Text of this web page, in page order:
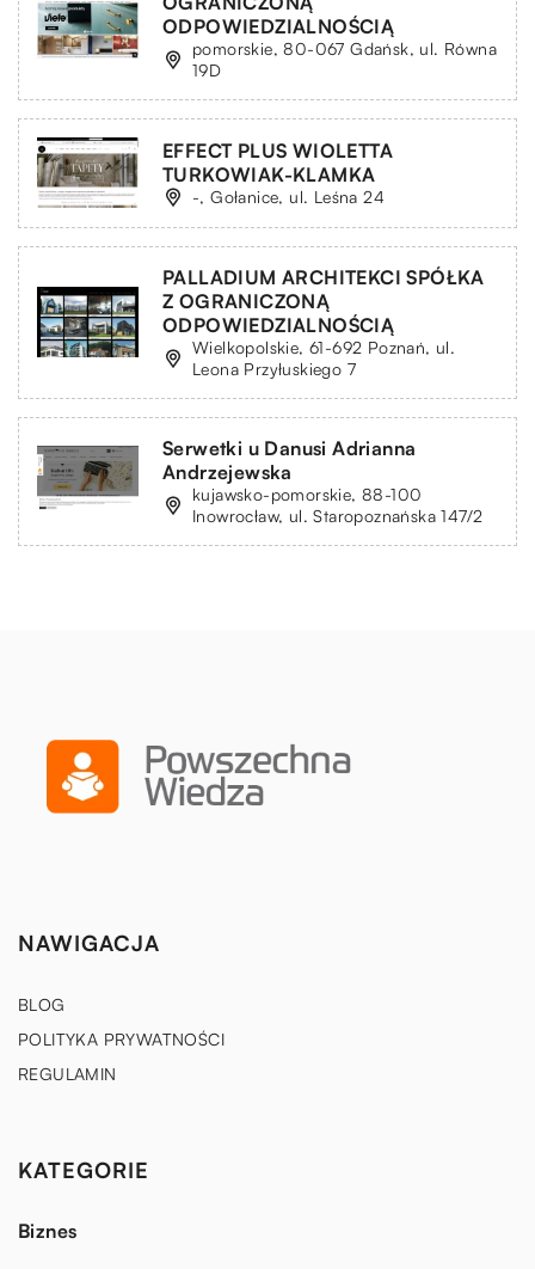
ODPOWIEDZIALNOŚCIĄ
pomorskie, 80-067 Gdańsk, ul. Równa
19D
EFFECT PLUS WIOLETTA
TURKOWIAK-KLAMKA
-, Gołanice, ul. Leśna 24
PALLADIUM ARCHITEKCI SPÓŁKA
Z OGRANICZONĄ
ODPOWIEDZIALNOŚCIĄ
Wielkopolskie, 61-692 Poznań, ul.
Leona Przyłuskiego 7
Serwetki u Danusi Adrianna
Andrzejewska
kujawsko-pomorskie, 88-100
Inowrocław, ul. Staropoznańska 147/2
NAWIGACJA
BLOG
POLITYKA PRYWATNOŚCI
REGULAMIN
KATEGORIE
Biznes